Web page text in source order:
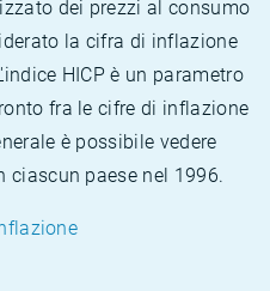
dei prezzi al consumo
la cifra di inflazione
HICP è un parametro
fra le cifre di inflazione
è possibile vedere
paese nel 1996.